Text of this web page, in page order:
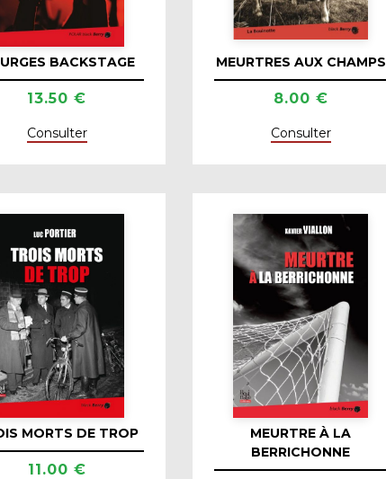
BACKSTAGE
13.50 €
Consulter
MEURTRES AUX CHAMPS
8.00 €
Consulter
MORTS DE TROP
11.00 €
MEURTRE À LA
BERRICHONNE